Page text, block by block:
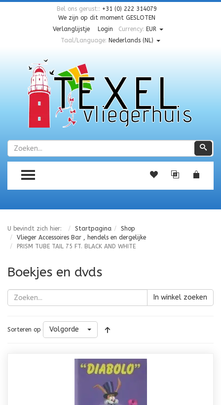
Bel ons gerust:: +31 (0) 222 314079
We zijn op dit moment GESLOTEN
Verlanglijstje
Login Currency: EUR
Taal/Language: Nederlands (NL)
Zoeken
TOGGLE MENU
U bevindt zich hier: Startpagina
Shop
Vlieger Accessoires Bar , hendels en dergelijke
PRISM TUBE TAIL 75 FT. BLACK AND WHITE
Boekjes en dvds
In winkel zoeken
Sorteren op Volgorde